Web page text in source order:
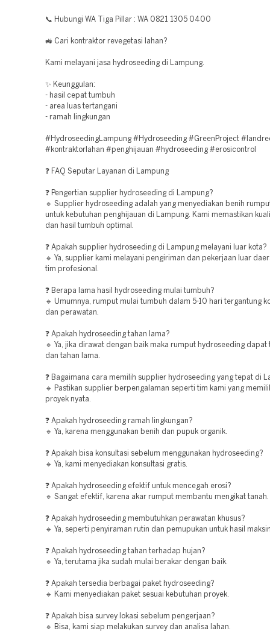
📞 Hubungi WA Tiga Pillar : WA 0821 1305 0400
🚜 Cari kontraktor revegetasi lahan?
Kami melayani jasa hydroseeding di Lampung.
✨ Keunggulan:
- hasil cepat tumbuh
- area luas tertangani
- ramah lingkungan
#HydroseedingLampung #Hydroseeding #GreenProject
#kontraktorlahan #penghijauan #hydroseeding #erosicontrol
❓ FAQ Seputar Layanan di Lampung
❓ Pengertian supplier hydroseeding di Lampung?
🔹 Supplier hydroseeding adalah yang menyediakan benih
untuk kebutuhan penghijauan di Lampung. Kami memastikan
dan hasil tumbuh optimal.
❓ Apakah supplier hydroseeding di Lampung melayani luar kota?
🔹 Ya, supplier kami melayani pengiriman dan pekerjaan luar
tim profesional.
❓ Berapa lama hasil hydroseeding mulai tumbuh?
🔹 Umumnya, rumput mulai tumbuh dalam 5-10 hari tergantung
dan perawatan.
❓ Apakah hydroseeding tahan lama?
🔹 Ya, jika dirawat dengan baik maka rumput hydroseeding dapat
dan tahan lama.
❓ Bagaimana cara memilih supplier hydroseeding yang tepat di
🔹 Pastikan supplier berpengalaman seperti tim kami yang
proyek nyata.
❓ Apakah hydroseeding ramah lingkungan?
🔹 Ya, karena menggunakan benih dan pupuk organik.
❓ Apakah bisa konsultasi sebelum menggunakan hydroseeding?
🔹 Ya, kami menyediakan konsultasi gratis.
❓ Apakah hydroseeding efektif untuk mencegah erosi?
🔹 Sangat efektif, karena akar rumput membantu mengikat tanah.
❓ Apakah hydroseeding membutuhkan perawatan khusus?
🔹 Ya, seperti penyiraman rutin dan pemupukan untuk hasil
❓ Apakah hydroseeding tahan terhadap hujan?
🔹 Ya, terutama jika sudah mulai berakar dengan baik.
❓ Apakah tersedia berbagai paket hydroseeding?
🔹 Kami menyediakan paket sesuai kebutuhan proyek.
❓ Apakah bisa survey lokasi sebelum pengerjaan?
🔹 Bisa, kami siap melakukan survey dan analisa lahan.